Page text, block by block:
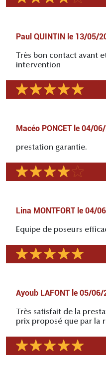
Paul QUINTIN le 13/05/
Très bon contact avant
intervention
Macéo PONCET le 04/
prestation garantie.
Lina MONTFORT le 04/
Equipe de poseurs
Ayoub LAFONT le 05/06/
Très satisfait de la
prix proposé que par la